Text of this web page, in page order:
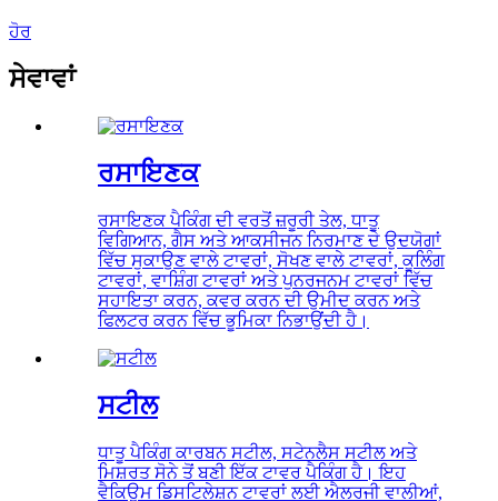
ਹੋਰ
ਸੇਵਾਵਾਂ
ਰਸਾਇਣਕ
ਰਸਾਇਣਕ ਪੈਕਿੰਗ ਦੀ ਵਰਤੋਂ ਜ਼ਰੂਰੀ ਤੇਲ, ਧਾਤੂ
ਵਿਗਿਆਨ, ਗੈਸ ਅਤੇ ਆਕਸੀਜਨ ਨਿਰਮਾਣ ਦੇ ਉਦਯੋਗਾਂ
ਵਿੱਚ ਸੁਕਾਉਣ ਵਾਲੇ ਟਾਵਰਾਂ, ਸੋਖਣ ਵਾਲੇ ਟਾਵਰਾਂ, ਕੂਲਿੰਗ
ਟਾਵਰਾਂ, ਵਾਸ਼ਿੰਗ ਟਾਵਰਾਂ ਅਤੇ ਪੁਨਰਜਨਮ ਟਾਵਰਾਂ ਵਿੱਚ
ਸਹਾਇਤਾ ਕਰਨ, ਕਵਰ ਕਰਨ ਦੀ ਉਮੀਦ ਕਰਨ ਅਤੇ
ਫਿਲਟਰ ਕਰਨ ਵਿੱਚ ਭੂਮਿਕਾ ਨਿਭਾਉਂਦੀ ਹੈ।
ਸਟੀਲ
ਧਾਤੂ ਪੈਕਿੰਗ ਕਾਰਬਨ ਸਟੀਲ, ਸਟੇਨਲੈਸ ਸਟੀਲ ਅਤੇ
ਮਿਸ਼ਰਤ ਸੋਨੇ ਤੋਂ ਬਣੀ ਇੱਕ ਟਾਵਰ ਪੈਕਿੰਗ ਹੈ। ਇਹ
ਵੈਕਿਊਮ ਡਿਸਟਿਲੇਸ਼ਨ ਟਾਵਰਾਂ ਲਈ ਐਲਰਜੀ ਵਾਲੀਆਂ,